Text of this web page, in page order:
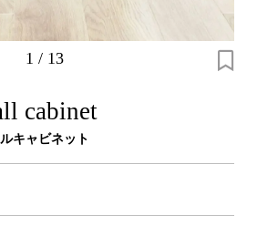
1 / 13
cabinet
キャビネット